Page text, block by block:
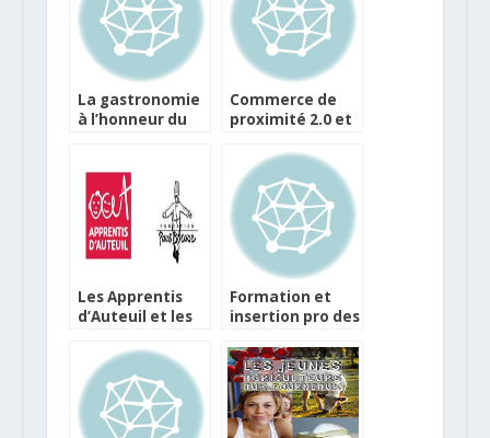
La gastronomie
à l’honneur du
Créateurs du
Commerce
Commerce de
proximité 2.0 et
VisuCommerce
Les Apprentis
d’Auteuil et les
Bocuse
Formation et
insertion pro des
situation de
handicap à
l’EPMT